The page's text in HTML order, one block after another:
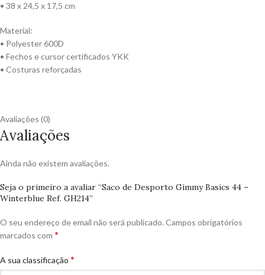
• 38 x 24,5 x 17,5 cm
Material:
• Polyester 600D
• Fechos e cursor certificados YKK
• Costuras reforçadas
Avaliações (0)
Avaliações
Ainda não existem avaliações.
Seja o primeiro a avaliar “Saco de Desporto Gimmy Basics 44 –
Winterblue Ref. GH214”
O seu endereço de email não será publicado.Campos obrigatórios
marcados com *
A sua classificação *